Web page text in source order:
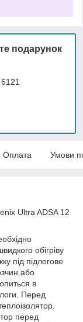
подарунок
Оплата Умови
Ultra ADSA 12
обігріву
під підлогове
або
в
Перед
перед